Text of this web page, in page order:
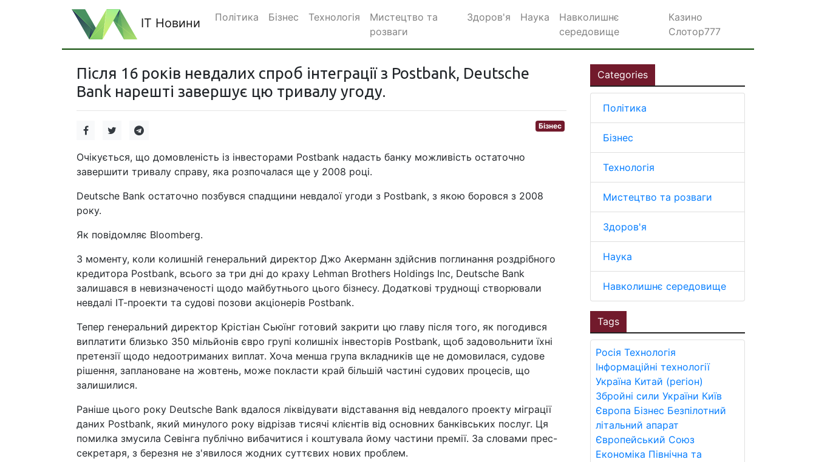
IT Новини Політика Бізнес Технологія
Мистецтво та
розваги
Здоров'я Наука
Навколишнє
середовище
Казино
Слотор777
Після 16 років невдалих спроб інтеграції з Postbank, Deutsche
Bank нарешті завершує цю тривалу угоду.
Бізнес
Очікується, що домовленість із інвесторами Postbank надасть банку можливість остаточно
завершити тривалу справу, яка розпочалася ще у 2008 році.
Deutsche Bank остаточно позбувся спадщини невдалої угоди з Postbank, з якою боровся з 2008
року.
Як повідомляє Bloomberg.
З моменту, коли колишній генеральний директор Джо Акерманн здійснив поглинання роздрібного
кредитора Postbank, всього за три дні до краху Lehman Brothers Holdings Inc, Deutsche Bank
залишався в невизначеності щодо майбутнього цього бізнесу. Додаткові труднощі створювали
невдалі ІТ-проекти та судові позови акціонерів Postbank.
Тепер генеральний директор Крістіан Сьюїнг готовий закрити цю главу після того, як погодився
виплатити близько 350 мільйонів євро групі колишніх інвесторів Postbank, щоб задовольнити їхні
претензії щодо недоотриманих виплат. Хоча менша група вкладників ще не домовилася, судове
рішення, заплановане на жовтень, може покласти край більшій частині судових процесів, що
залишилися.
Раніше цього року Deutsche Bank вдалося ліквідувати відставання від невдалого проекту міграції
даних Postbank, який минулого року відрізав тисячі клієнтів від основних банківських послуг. Ця
помилка змусила Севінга публічно вибачитися і коштувала йому частини премії. За словами прес-
секретаря, з березня не з'явилося жодних суттєвих нових проблем.
Categories
Політика
Бізнес
Технологія
Мистецтво та розваги
Здоров'я
Наука
Навколишнє середовище
Tags
Росія Технологія
Інформаційні технології
Україна Китай (регіон)
Збройні сили України Київ
Європа Бізнес Безпілотний
літальний апарат
Європейський Союз
Економіка Північна та